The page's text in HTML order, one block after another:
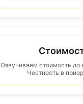
Озвучиваем стоимость до
Честность в